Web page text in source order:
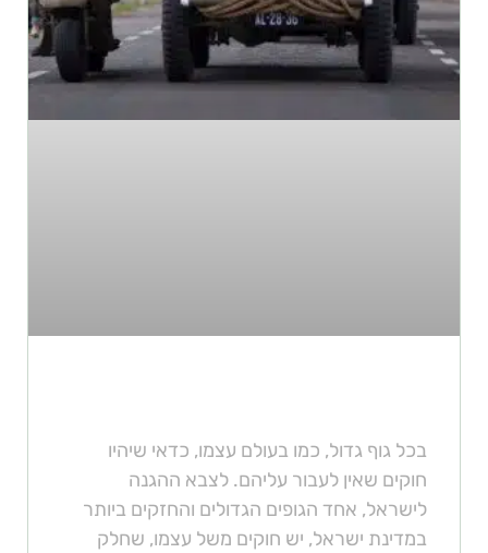
בכל גוף גדול, כמו בעולם עצמו, כדאי שיהיו
חוקים שאין לעבור עליהם. לצבא ההגנה
לישראל, אחד הגופים הגדולים והחזקים ביותר
במדינת ישראל, יש חוקים משל עצמו, שחלק